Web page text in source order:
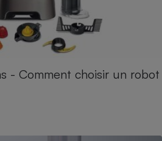
- Comment choisir un robot